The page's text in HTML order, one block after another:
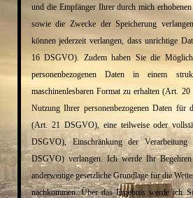
und die Empfänger Ihrer durch mich erhobenen
sowie die Zwecke der Speicherung
können jederzeit verlangen, dass unrichtige
16 DSGVO). Zudem haben Sie die
personenbezogenen Daten in einem
maschinenlesbaren Format zu erhalten (Art.
Nutzung Ihrer personenbezogenen Daten für
(Art. 21 DSGVO), eine teilweise oder
DSGVO), Einschränkung der
DSGVO) verlangen. Ich werde Ihr
anderweitige gesetzliche Grundlage für die
nachkommen. Über das Ergebnis werde ich